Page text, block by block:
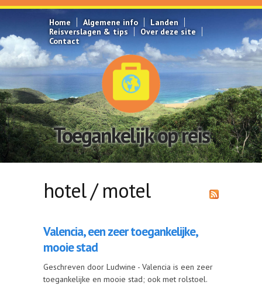
Overslaan en naar de inhoud gaan
Home
Algemene info
Landen
Reisverslagen & tips
Over deze site
Contact
Toegankelijk op reis
hotel / motel
Valencia, een zeer toegankelijke,
mooie stad
Geschreven door Ludwine - Valencia is een zeer
toegankelijke en mooie stad; ook met rolstoel.